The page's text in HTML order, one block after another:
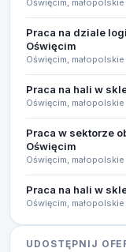
Oświęcim, małopolskie
Praca na dziale
Oświęcim
Oświęcim, małopolskie
Praca na hali w
Oświęcim, małopolskie
Praca w sektorze
Oświęcim
Oświęcim, małopolskie
Praca na hali w
Oświęcim, małopolskie
UDOSTĘPNIJ